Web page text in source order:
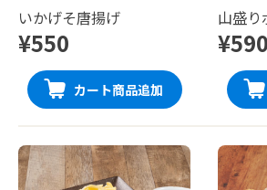
いかげそ唐揚げ
¥550
カート商品追加
山盛り
¥590